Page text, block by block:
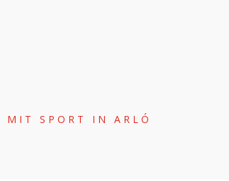
MIT SPORT IN ARLÓ